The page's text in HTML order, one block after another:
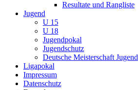
Resultate und Rangliste
Jugend
U 15
U 18
Jugendpokal
Jugendschutz
Deutsche Meisterschaft Jugend
Ligapokal
Impressum
Datenschutz